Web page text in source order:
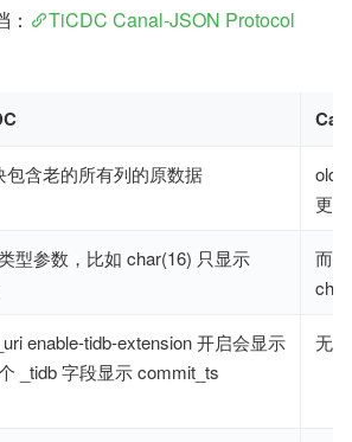
TiCDC Canal-JSON Protocol
包含老的所有列的原数据
old
更
型参数，比如 char(16) 只显示
而
enable-tidb-extension 开启会显示
_tidb 字段显示 commit_ts
无